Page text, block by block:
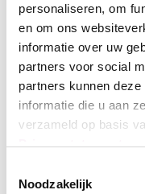
personaliseren, om
en om ons
informatie over uw
partners voor social
partners kunnen
informatie die u aan
verzameld op basis
Privacystatement
Noodzakelijk
Kontaktformular